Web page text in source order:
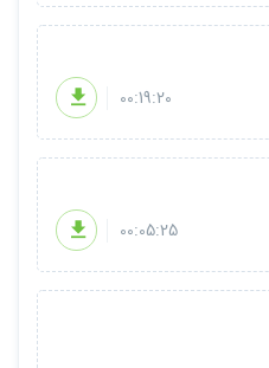
00:19:20
00:05:25